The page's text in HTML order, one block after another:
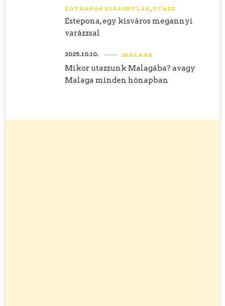
EGYNAPOS KIRÁNDULÁS UTAZZ
Estepona, egy kisváros megannyi
varázzsal
MÁLAGA
Mikor utazzunk Malagába? avagy
Malaga minden hónapban
2025.10.10.